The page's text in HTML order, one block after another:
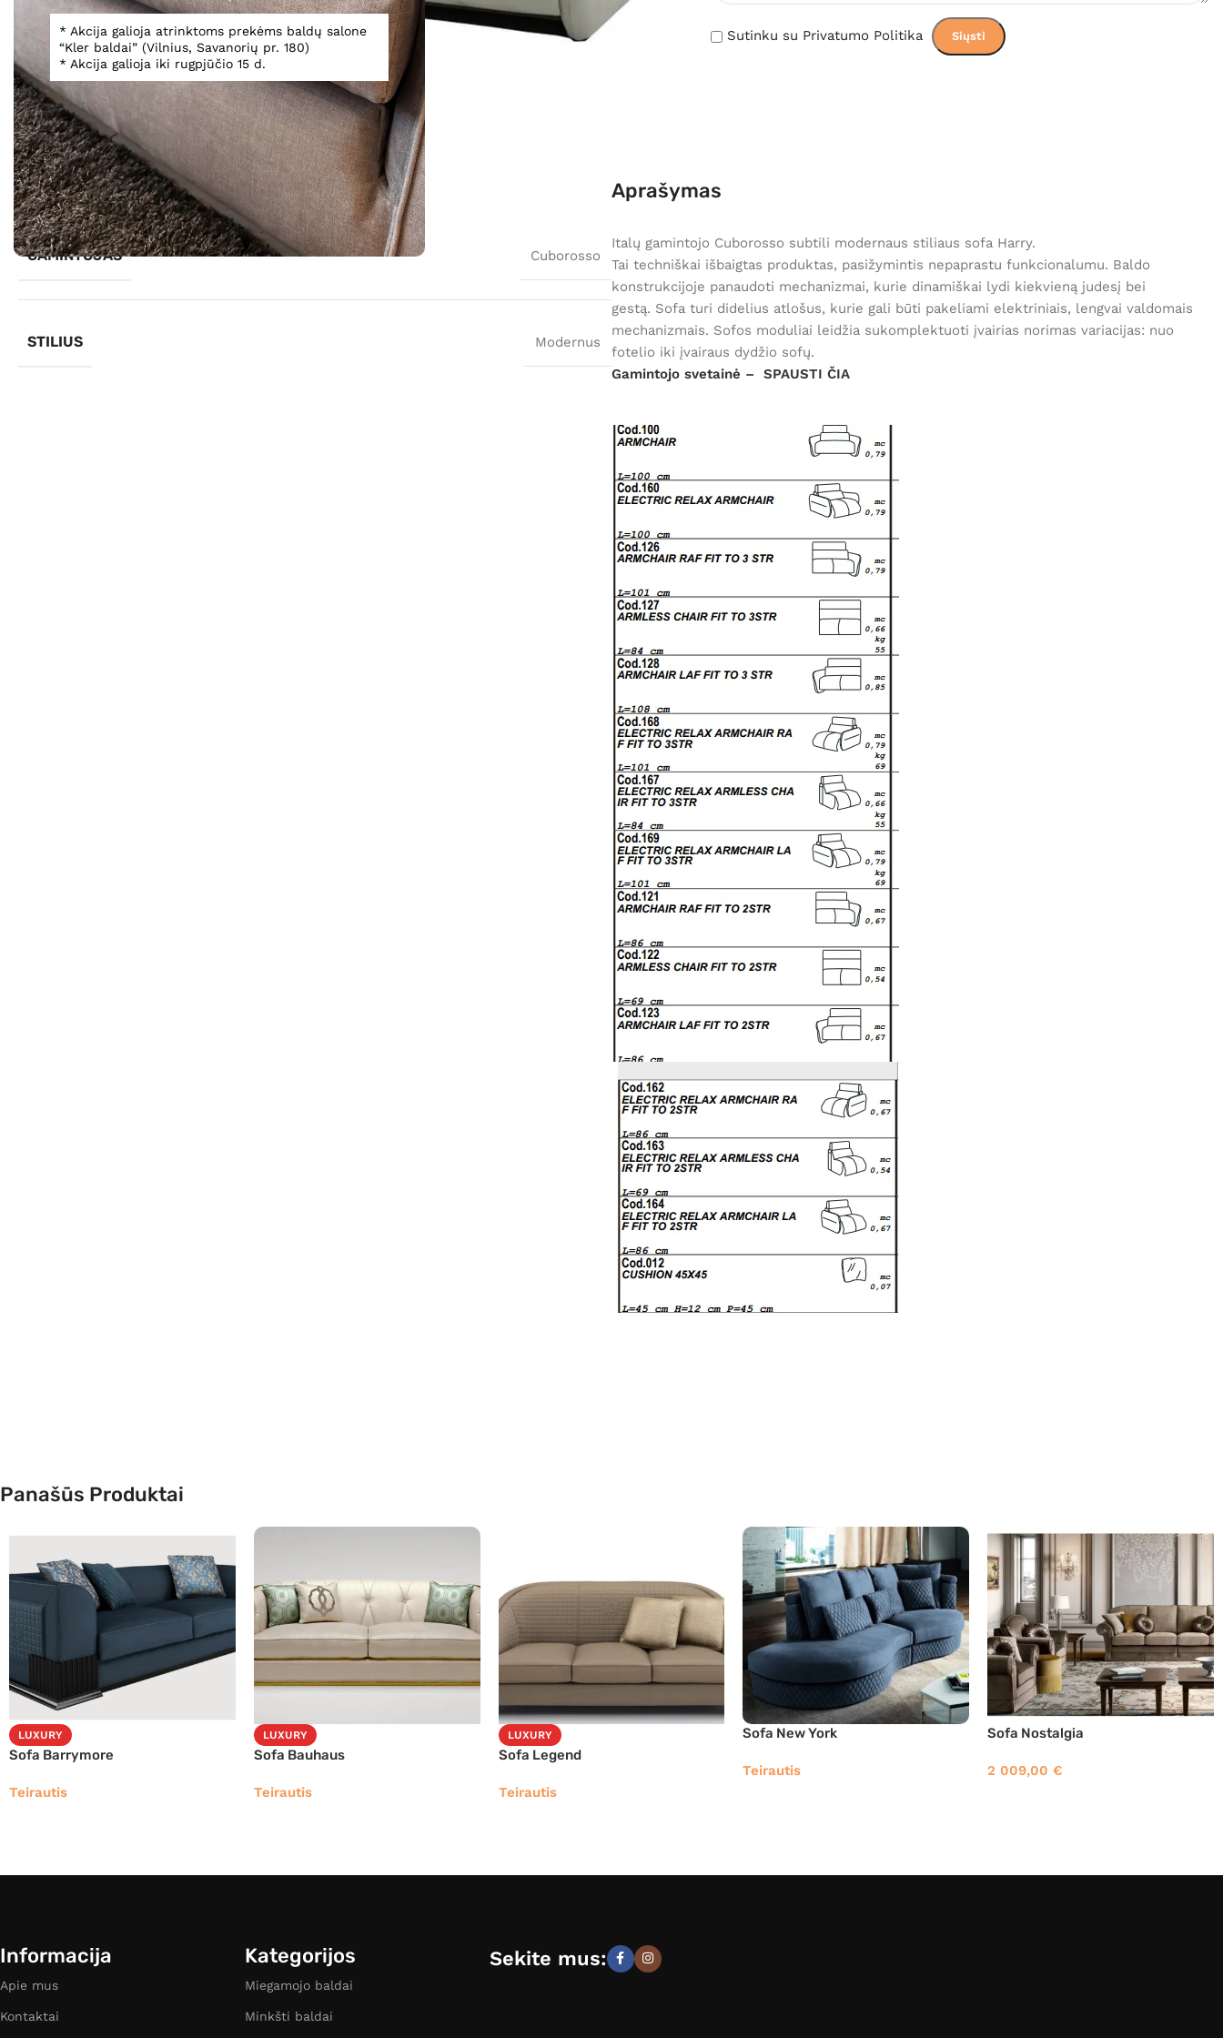
* Akcija galioja atrinktoms prekėms baldų salone
“Kler baldai” (Vilnius, Savanorių pr. 180)
* Akcija galioja iki rugpjūčio 15 d.
Spustelėkite, norėdami padidinti
Sutinku su Privatumo Politika
Informacija
GAMINTOJAS Cuborosso
STILIUS Modernus
Aprašymas
Italų gamintojo Cuborosso subtili modernaus stiliaus sofa Harry.
Tai techniškai išbaigtas produktas, pasižymintis nepaprastu funkcionalumu. Baldo
konstrukcijoje panaudoti mechanizmai, kurie dinamiškai lydi kiekvieną judesį bei
gestą. Sofa turi didelius atlošus, kurie gali būti pakeliami elektriniais, lengvai valdomais
mechanizmais. Sofos moduliai leidžia sukomplektuoti įvairias norimas variacijas: nuo
fotelio iki įvairaus dydžio sofų.
Gamintojo svetainė – SPAUSTI ČIA
Panašūs Produktai
LUXURY
Sofa Barrymore
Teirautis
LUXURY
Sofa Bauhaus
Teirautis
LUXURY
Sofa Legend
Teirautis
Sofa New York
Teirautis
Sofa Nostalgia
2 009,00€
Informacija
Apie mus
Kontaktai
Kategorijos
Miegamojo baldai
Minkšti baldai
Sekite mus: